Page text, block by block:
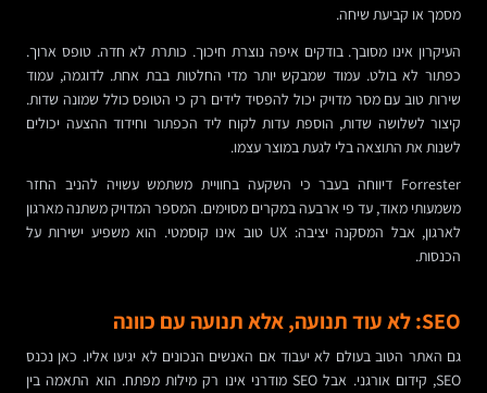
מסמך או קביעת שיחה.
העיקרון אינו מסובך. בודקים איפה נוצרת חיכוך. כותרת לא חדה. טופס ארוך.
כפתור לא בולט. עמוד שמבקש יותר מדי החלטות בבת אחת. לדוגמה, עמוד
שירות טוב עם מסר מדויק יכול להפסיד לידים רק כי הטופס כולל שמונה שדות.
קיצור לשלושה שדות, הוספת עדות לקוח ליד הכפתור וחידוד ההצעה יכולים
לשנות את התוצאה בלי לגעת במוצר עצמו.
Forrester דיווחה בעבר כי השקעה בחוויית משתמש עשויה להניב החזר
משמעותי מאוד, עד פי ארבעה במקרים מסוימים. המספר המדויק משתנה מארגון
לארגון, אבל המסקנה יציבה: UX טוב אינו קוסמטי. הוא משפיע ישירות על
הכנסות.
SEO: לא עוד תנועה, אלא תנועה עם כוונה
גם האתר הטוב בעולם לא יעבוד אם האנשים הנכונים לא יגיעו אליו. כאן נכנס
SEO, קידום אורגני. אבל SEO מודרני אינו רק מילות מפתח. הוא התאמה בין